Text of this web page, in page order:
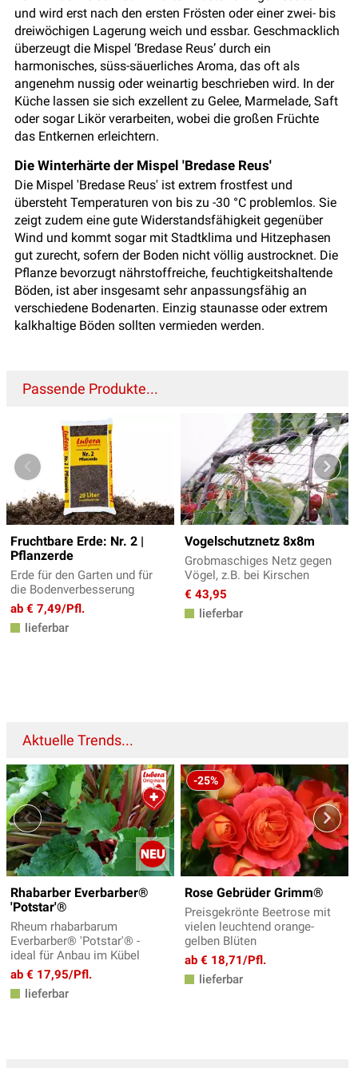
und wird erst nach den ersten Frösten oder einer zwei- bis
dreiwöchigen Lagerung weich und essbar. Geschmacklich
überzeugt die Mispel ‘Bredase Reus’ durch ein
harmonisches, süss-säuerliches Aroma, das oft als
angenehm nussig oder weinartig beschrieben wird. In der
Küche lassen sie sich exzellent zu Gelee, Marmelade, Saft
oder sogar Likör verarbeiten, wobei die großen Früchte
das Entkernen erleichtern.
Die Winterhärte der Mispel 'Bredase Reus'
Die Mispel 'Bredase Reus' ist extrem frostfest und
übersteht Temperaturen von bis zu -30 °C problemlos. Sie
zeigt zudem eine gute Widerstandsfähigkeit gegenüber
Wind und kommt sogar mit Stadtklima und Hitzephasen
gut zurecht, sofern der Boden nicht völlig austrocknet. Die
Pflanze bevorzugt nährstoffreiche, feuchtigkeitshaltende
Böden, ist aber insgesamt sehr anpassungsfähig an
verschiedene Bodenarten. Einzig staunasse oder extrem
kalkhaltige Böden sollten vermieden werden.
Passende Produkte...
Fruchtbare Erde: Nr. 2 |
Pflanzerde
Erde für den Garten und für
die Bodenverbesserung
ab € 7,49/Pfl.
lieferbar
Vogelschutznetz 8x8m
Grobmaschiges Netz gegen
Vögel, z.B. bei Kirschen
€ 43,95
lieferbar
Aktuelle Trends...
Rhabarber Everbarber®
'Potstar'®
Rheum rhabarbarum
Everbarber® 'Potstar'® -
ideal für Anbau im Kübel
ab € 17,95/Pfl.
lieferbar
-25%
Rose Gebrüder Grimm®
Preisgekrönte Beetrose mit
vielen leuchtend orange-
gelben Blüten
ab € 18,71/Pfl.
lieferbar